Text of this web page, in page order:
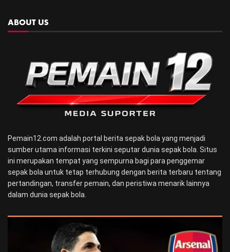
ABOUT US
Pemain12.com adalah portal berita sepak bola yang menjadi
sumber utama informasi terkini seputar dunia sepak bola. Situs
ini merupakan tempat yang sempurna bagi para penggemar
sepak bola untuk tetap terhubung dengan berita terbaru tentang
pertandingan, transfer pemain, dan peristiwa menarik lainnya
dalam dunia sepak bola.